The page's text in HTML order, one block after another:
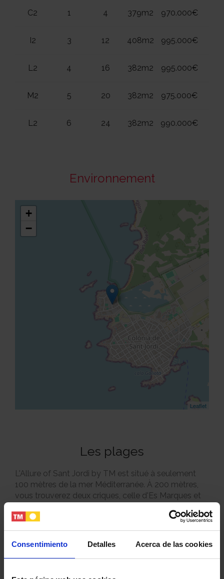
Consentimiento Detalles Acerca de las cookies
C2 1 4 379m2 970.000€
I2 3 12 408m2 995.000€
L2 4 16 382m2 995.000€
M2 5 20 382m2 975.000€
L2 6 24 382m2 990.000€
Environnement
+
−
Leaflet
Les plages
L'Allure of Sant Jordi by TM est situé à seulement
100 mètres de la mer Méditerranée. À 200 mètres,
vous trouverez deux criques, celle d'Es Marques et
complexe, on trouve les plages emblématiques
d'Els Estanys et d'Es Trenc, toutes deux célèbres
pour leurs eaux turquoise et cristallines, leur sable
Trenc - Salobrar. La plage d'Es Trenc s'étend sur plus